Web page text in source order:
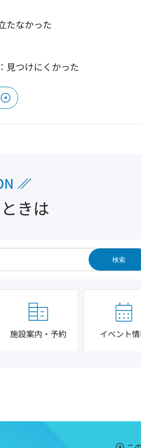
たなかった
見つけにくかった
きは
検索
施設案内・予約 イベント